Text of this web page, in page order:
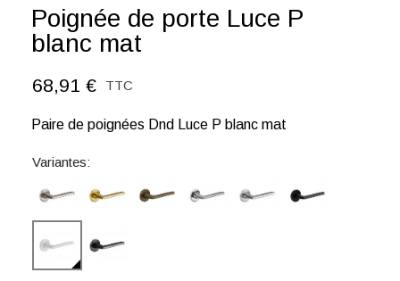
Poignée de porte Luce P
blanc mat
68,91 € TTC
Paire de poignées Dnd Luce P blanc mat
Variantes: